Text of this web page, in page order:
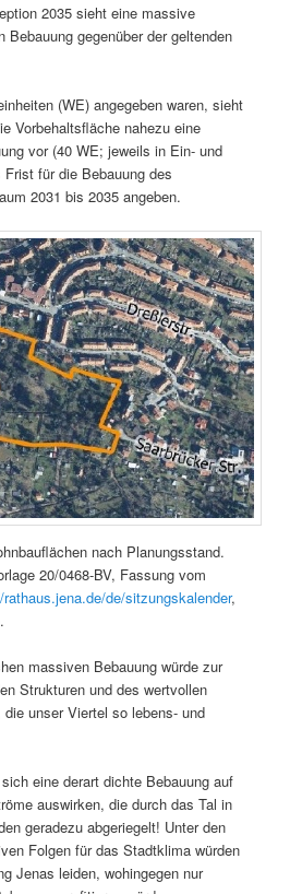
2035 sieht eine massive
Bebauung gegenüber der geltenden
(WE) angegeben waren, sieht
Vorbehaltsfläche nahezu eine
vor (40 WE; jeweils in Ein- und
für die Bebauung des
2031 bis 2035 angeben.
nach Planungsstand.
20/0468-BV, Fassung vom
de/sitzungskalender,
massiven Bebauung würde zur
Strukturen und des wertvollen
unser Viertel so lebens- und
eine derart dichte Bebauung auf
auswirken, die durch das Tal in
geradezu abgeriegelt! Unter den
Folgen für das Stadtklima würden
Jenas leiden, wohingegen nur